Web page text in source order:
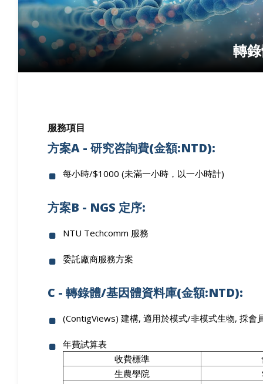
轉
服務項目
方案A - 研究咨詢費(金額:NTD):
每小時/$1000 (未滿一小時，以一小時計)
方案B - NGS 定序:
NTU Techcomm 服務
委託廠商服務方案
C - 轉錄體/基因體資料庫(金額:NTD):
(ContigViews) 建構, 適用於模式/非模式生物, 採會
年費試算表
收費標準
生農學院